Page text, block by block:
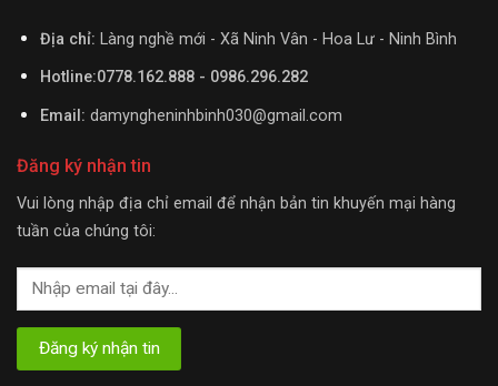
Địa chỉ: Làng nghề mới - Xã Ninh Vân - Hoa Lư - Ninh Bình
Hotline:0778.162.888 - 0986.296.282
Email: damyngheninhbinh030@gmail.com
Đăng ký nhận tin
Vui lòng nhập địa chỉ email để nhận bản tin khuyến mại hàng
tuần của chúng tôi: